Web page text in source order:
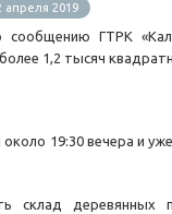
апреля 2019
сообщению ГТРК
1,2 тысяч
19:30 вечера и
деревянных